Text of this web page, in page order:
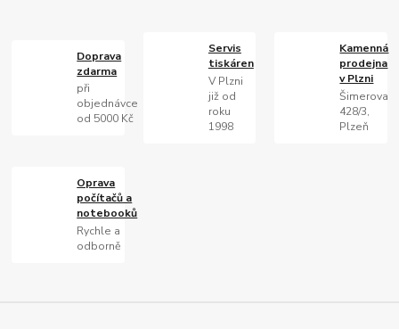
Doprava
zdarma
při
objednávce
od 5000 Kč
Servis
tiskáren
V Plzni
již od
roku
1998
Kamenná
prodejna
v Plzni
Šimerova
428/3,
Plzeň
Oprava
počítačů a
notebooků
Rychle a
odborně